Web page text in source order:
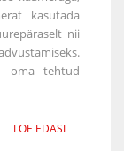
kasutada
nii
oma tehtud
LOE EDASI